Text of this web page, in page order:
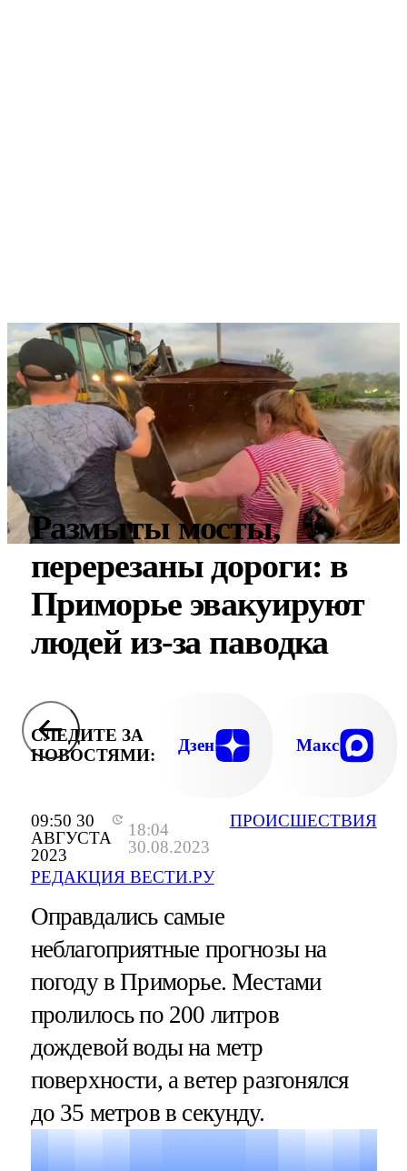
09:50 30
АВГУСТА
2023
18:04
30.08.2023
РЕДАКЦИЯ ВЕСТИ.РУ
ПРОИСШЕСТВИЯ
Размыты мосты,
перерезаны дороги: в
Приморье эвакуируют
людей из-за паводка
СЛЕДИТЕ ЗА
НОВОСТЯМИ:
Дзен Макс
Оправдались самые
неблагоприятные прогнозы на
погоду в Приморье. Местами
пролилось по 200 литров
дождевой воды на метр
поверхности, а ветер разгонялся
до 35 метров в секунду.